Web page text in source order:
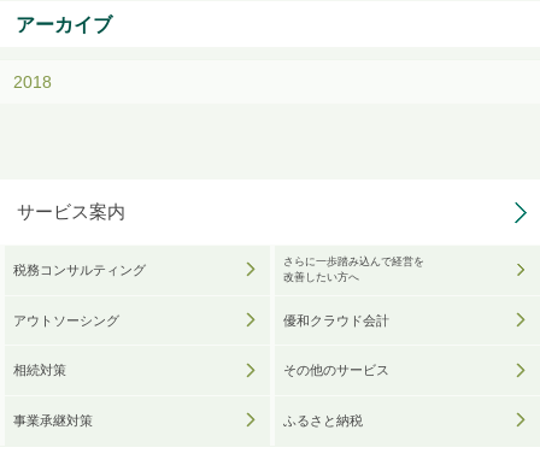
アーカイブ
2018
サービス案内
税務コンサルティング
アウトソーシング
相続対策
事業承継対策
さらに一歩踏み込んで経営を
改善したい方へ
優和クラウド会計
その他のサービス
ふるさと納税